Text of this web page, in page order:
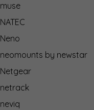
muse
NATEC
Neno
neomounts by newstar
Netgear
netrack
neviq